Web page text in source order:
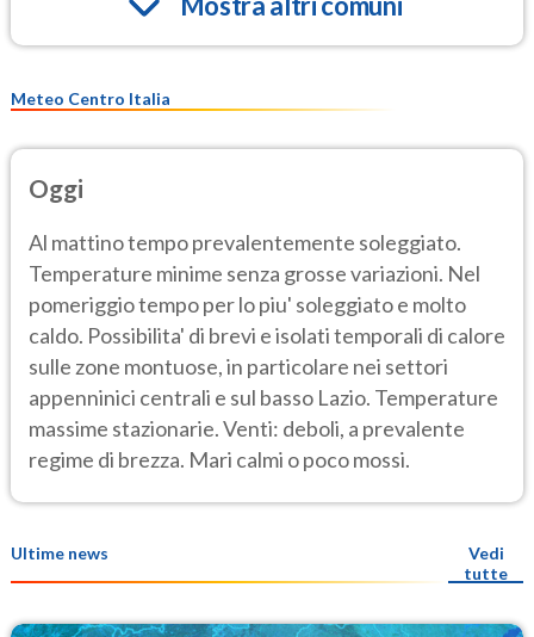
Meteo Centro Italia
Oggi
Al mattino tempo prevalentemente soleggiato.
Temperature minime senza grosse variazioni. Nel
pomeriggio tempo per lo piu' soleggiato e molto
caldo. Possibilita' di brevi e isolati temporali di calore
sulle zone montuose, in particolare nei settori
appenninici centrali e sul basso Lazio. Temperature
massime stazionarie. Venti: deboli, a prevalente
regime di brezza. Mari calmi o poco mossi.
Ultime news
Vedi
tutte